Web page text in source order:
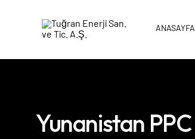
ANASAYFA
Yunanistan PPC